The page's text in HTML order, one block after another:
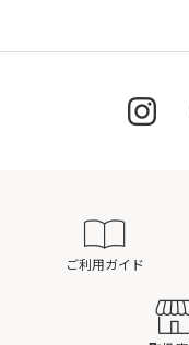
ご利用ガイド